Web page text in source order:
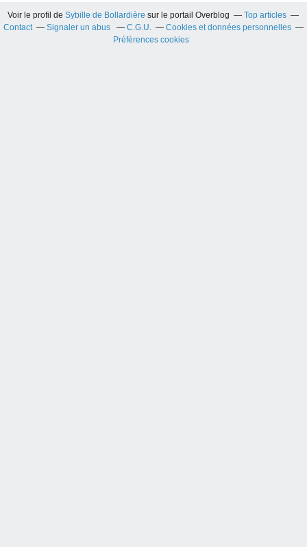
Voir le profil deSybille de Bollardière sur le portail Overblog
Top articles
Contact
Signaler un abus C.G.U.
Cookies et données personnelles
Préférences cookies